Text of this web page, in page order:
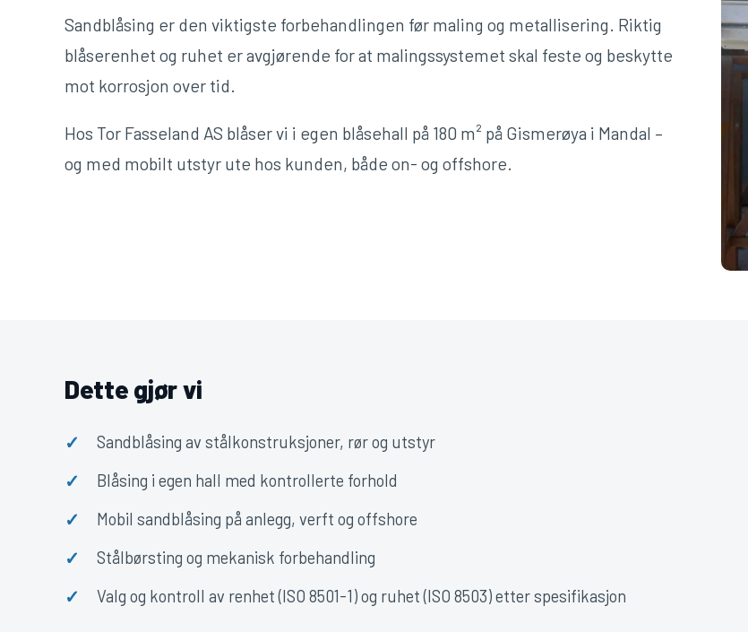
Sandblåsing er den viktigste forbehandlingen før maling og metallisering. Riktig
blåserenhet og ruhet er avgjørende for at malingssystemet skal feste og beskytte
mot korrosjon over tid.
Hos Tor Fasseland AS blåser vi i egen blåsehall på 180 m² på Gismerøya i Mandal –
og med mobilt utstyr ute hos kunden, både on- og offshore.
Dette gjør vi
✓ Sandblåsing av stålkonstruksjoner, rør og utstyr
✓ Blåsing i egen hall med kontrollerte forhold
✓ Mobil sandblåsing på anlegg, verft og offshore
✓ Stålbørsting og mekanisk forbehandling
✓ Valg og kontroll av renhet (ISO 8501-1) og ruhet (ISO 8503) etter spesifikasjon